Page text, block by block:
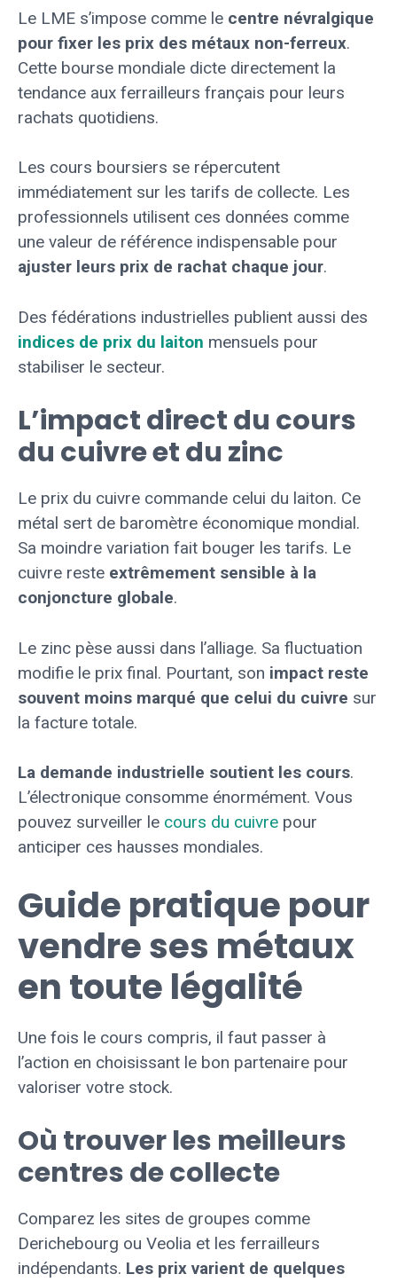
Le LME s’impose comme le centre névralgique
pour fixer les prix des métaux non-ferreux.
Cette bourse mondiale dicte directement la
tendance aux ferrailleurs français pour leurs
rachats quotidiens.
Les cours boursiers se répercutent
immédiatement sur les tarifs de collecte. Les
professionnels utilisent ces données comme
une valeur de référence indispensable pour
ajuster leurs prix de rachat chaque jour.
Des fédérations industrielles publient aussi des
indices de prix du laiton mensuels pour
stabiliser le secteur.
L’impact direct du cours
du cuivre et du zinc
Le prix du cuivre commande celui du laiton. Ce
métal sert de baromètre économique mondial.
Sa moindre variation fait bouger les tarifs. Le
cuivre reste extrêmement sensible à la
conjoncture globale.
Le zinc pèse aussi dans l’alliage. Sa fluctuation
modifie le prix final. Pourtant, son impact reste
souvent moins marqué que celui du cuivre sur
la facture totale.
La demande industrielle soutient les cours.
L’électronique consomme énormément. Vous
pouvez surveiller le cours du cuivre pour
anticiper ces hausses mondiales.
Guide pratique pour
vendre ses métaux
en toute légalité
Une fois le cours compris, il faut passer à
l’action en choisissant le bon partenaire pour
valoriser votre stock.
Où trouver les meilleurs
centres de collecte
Comparez les sites de groupes comme
Derichebourg ou Veolia et les ferrailleurs
indépendants. Les prix varient de quelques